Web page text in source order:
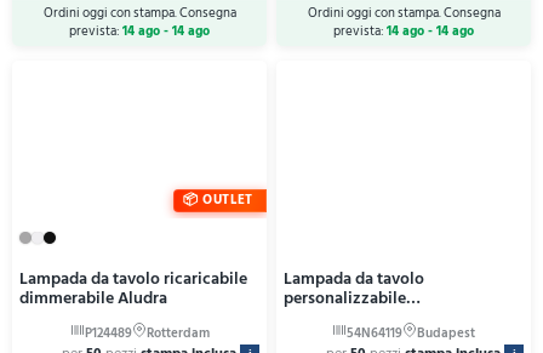
Ordini oggi con stampa. Consegna
prevista:14 ago - 14 ago
Ordini oggi con stampa. Consegna
prevista:14 ago - 14 ago
OUTLET
Lampada da tavolo ricaricabile
dimmerabile Aludra
Lampada da tavolo
personalizzabile
COSMOPOLITAN